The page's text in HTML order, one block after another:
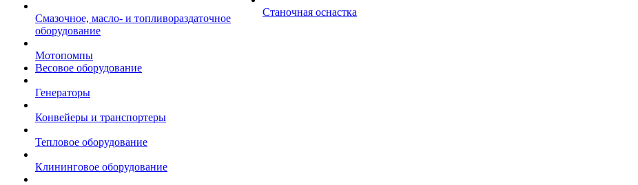
Смазочное, масло- и топливораздаточное
оборудование
Мотопомпы
Весовое оборудование
Генераторы
Конвейеры и транспортеры
Тепловое оборудование
Клининговое оборудование
Станочная оснастка